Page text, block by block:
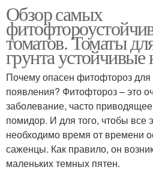
Обзор самых
томатов. Томаты
грунта
Почему опасен фитофтороз для
появления? Фитофтороз – это
заболевание, часто приводящее
помидор. И для того, чтобы все
необходимо время от времени
саженцы. Как правило, он
маленьких темных пятен.